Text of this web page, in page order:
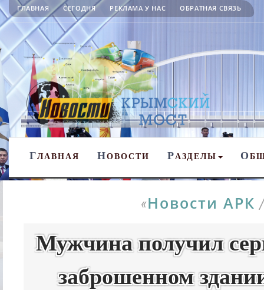
ГЛАВНАЯ СЕГОДНЯ РЕКЛАМА У НАС ОБРАТНАЯ СВЯЗЬ
ГЛАВНАЯ НОВОСТИ РАЗДЕЛЫ О
«Новости АРК
Мужчина получил
заброшенном